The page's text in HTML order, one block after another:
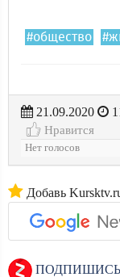
#общество
21.09.2020
Нравится
Нет голосов
Добавь
ПОДПИШИСЬ